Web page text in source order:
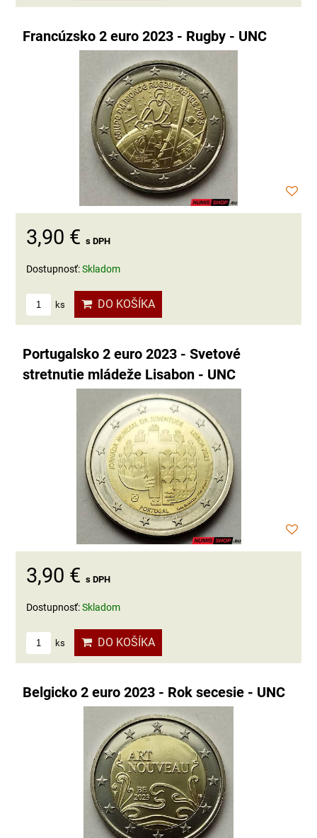
Francúzsko 2 euro 2023 - Rugby - UNC
3,90 € s DPH
Dostupnosť:Skladom
ks DO KOŠÍKA
Portugalsko 2 euro 2023 - Svetové
stretnutie mládeže Lisabon - UNC
3,90 € s DPH
Dostupnosť:Skladom
ks DO KOŠÍKA
Belgicko 2 euro 2023 - Rok secesie - UNC